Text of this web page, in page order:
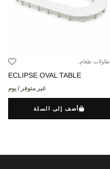
طاولات طعام,
ECLIPSE OVAL TABLE
غير متوفر / يوم
أضف إلى السلة